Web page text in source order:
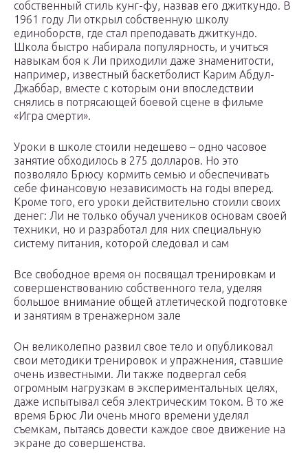
собственный стиль кунг-фу, назвав его джиткундо. В
1961 году Ли открыл собственную школу
единоборств, где стал преподавать джиткундо.
Школа быстро набирала популярность, и учиться
навыкам боя к Ли приходили даже знаменитости,
например, известный баскетболист Карим Абдул-
Джаббар, вместе с которым они впоследствии
снялись в потрясающей боевой сцене в фильме
«Игра смерти».
Уроки в школе стоили недешево – одно часовое
занятие обходилось в 275 долларов. Но это
позволяло Брюсу кормить семью и обеспечивать
себе финансовую независимость на годы вперед.
Кроме того, его уроки действительно стоили своих
денег: Ли не только обучал учеников основам своей
техники, но и разработал для них специальную
систему питания, которой следовал и сам
Все свободное время он посвящал тренировкам и
совершенствованию собственного тела, уделяя
большое внимание общей атлетической подготовке
и занятиям в тренажерном зале
Он великолепно развил свое тело и опубликовал
свои методики тренировок и упражнения, ставшие
очень известными. Ли также подвергал себя
огромным нагрузкам в экспериментальных целях,
даже испытывал себя электрическим током. В то же
время Брюс Ли очень много времени уделял
съемкам, пытаясь довести каждое свое движение на
экране до совершенства.